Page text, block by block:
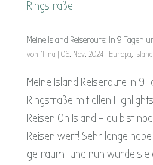
Meine Island Reiseroute: In 9 Tagen
von Alina | 06. Nov. 2024| Europa, Island
Meine Island Reiseroute In 9
Ringstraße mit allen
Reisen Oh Island – du bist
Reisen wert! Sehr lange
geträumt und nun wurde sie